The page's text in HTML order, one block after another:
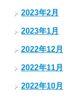
2023年2月
2023年1月
2022年12月
2022年11月
2022年10月